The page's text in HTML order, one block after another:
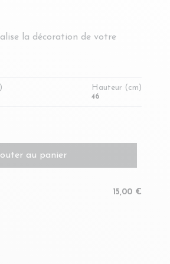
la décoration de votre
Hauteur (cm)
46
sur le paiement en plusieurs fois
au panier
15,00 €